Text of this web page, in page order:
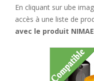
En cliquant sur ube
accès à une liste de
avec le produit